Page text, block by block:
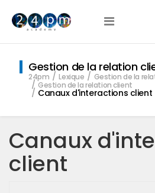
Gestion de la relation
24pm Lexique
Gestion de la
Gestion de la relation client
Canaux d'interactions client
Canaux
client